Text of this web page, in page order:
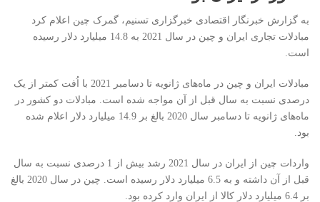
به گزارش خبرنگار اقتصادی خبرگزاری تسنیم، گمرک چین اعلام کرد
مبادلات تجاری ایران و چین در سال 2021 به 14.8 میلیارد دلار رسیده
است.
مبادلات ایران و چین در ماه‌های ژانویه تا دسامبر 2021 با اُفت کمتر از یک
درصدی نسبت به سال قبل از آن مواجه شده است. مبادلات دو کشور در
ماه‌های ژانویه تا دسامبر سال 2020 بالغ بر 14.9 میلیارد دلار اعلام شده
بود.
واردات چین از ایران در سال 2021 رشد بیش از 1 درصدی نسبت به سال
قبل از آن داشته و به 6.5 میلیارد دلار رسیده است. چین در سال 2020 بالغ
بر 6.4 میلیارد دلار کالا از ایران وارد کرده بود.